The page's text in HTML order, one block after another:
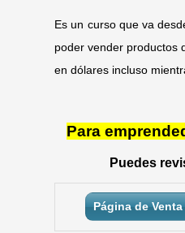
Es un curso que va
poder vender productos
en dólares incluso
Para
Puedes
Página de